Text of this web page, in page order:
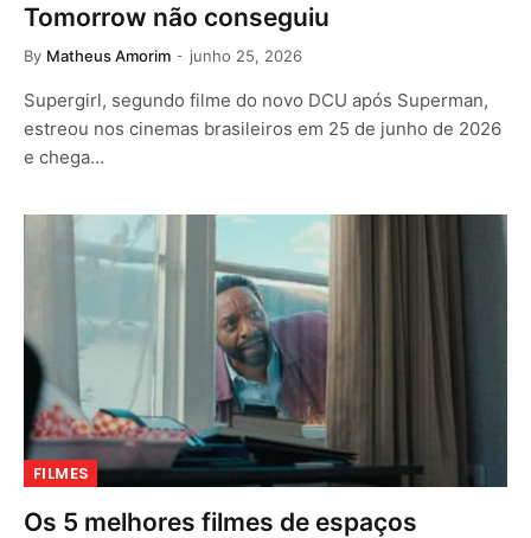
Tomorrow não conseguiu
By Matheus Amorim junho 25, 2026
Supergirl, segundo filme do novo DCU após Superman,
estreou nos cinemas brasileiros em 25 de junho de 2026
e chega…
FILMES
Os 5 melhores filmes de espaços